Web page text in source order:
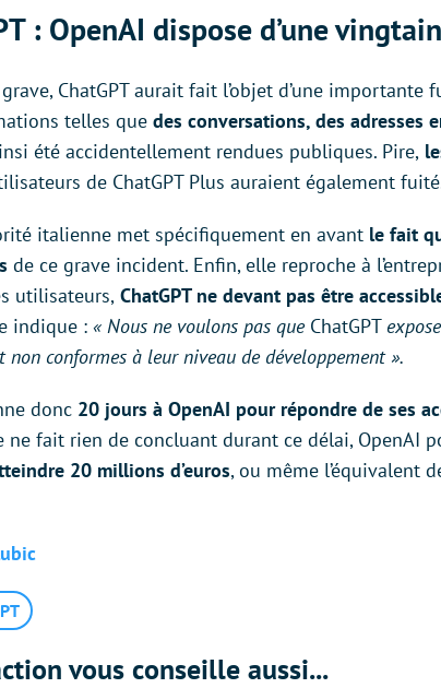
: OpenAI dispose d’une
ChatGPT aurait fait l’objet d’une
telles que des conversations, des adresses
été accidentellement rendues publiques. Pire,
de ChatGPT Plus auraient également
italienne met spécifiquement en avant le fait
de ce grave incident. Enfin, elle reproche à
utilisateurs, ChatGPT ne devant pas être
indique : « Nous ne voulons pas que ChatGPT
non conformes à leur niveau de développement ».
donc 20 jours à OpenAI pour répondre de ses
ne fait rien de concluant durant ce délai, OpenAI
20 millions d’euros, ou même l’équivalent
vous conseille aussi...